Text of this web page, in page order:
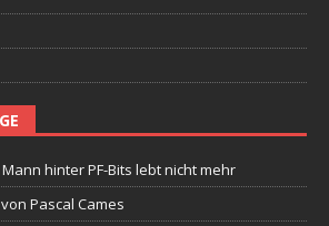
hinter PF-Bits lebt nicht mehr
Pascal Cames